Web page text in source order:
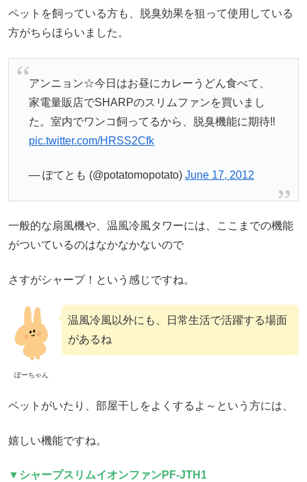
ペットを飼っている方も、脱臭効果を狙って使用している
方がちらほらいました。
アンニョン☆今日はお昼にカレーうどん食べて、
家電量販店でSHARPのスリムファンを買いまし
た。室内でワンコ飼ってるから、脱臭機能に期待‼
pic.twitter.com/HRSS2Cfk
— ぽてとも (@potatomopotato) June 17, 2012
一般的な扇風機や、温風冷風タワーには、ここまでの機能
がついているのはなかなかないので
さすがシャープ！という感じですね。
ぽーちゃん
温風冷風以外にも、日常生活で活躍する場面
があるね
ペットがいたり、部屋干しをよくするよ～という方には、
嬉しい機能ですね。
▼シャープスリムイオンファンPF-JTH1